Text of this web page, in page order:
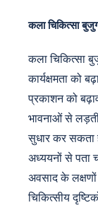
कला चिकित्सा
कला चिकित्सा
कार्यक्षमता को
प्रकाशन को
भावनाओं से
सुधार कर सकता
अध्ययनों से पता
अवसाद के
चिकित्सीय